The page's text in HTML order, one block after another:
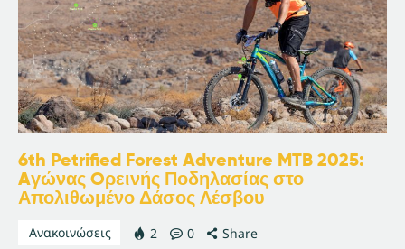
6th Petrified Forest Adventure MTB 2025:
Aγώνας Oρεινής Ποδηλασίας στο
Απολιθωμένο Δάσος Λέσβου
Ανακοινώσεις 2 0 Share